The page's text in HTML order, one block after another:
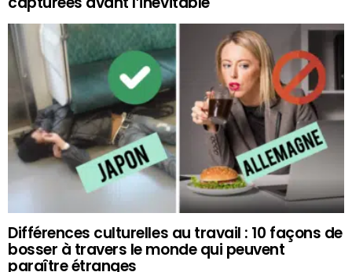
Différences culturelles au travail : 10 façons de
bosser à travers le monde qui peuvent
paraître étranges